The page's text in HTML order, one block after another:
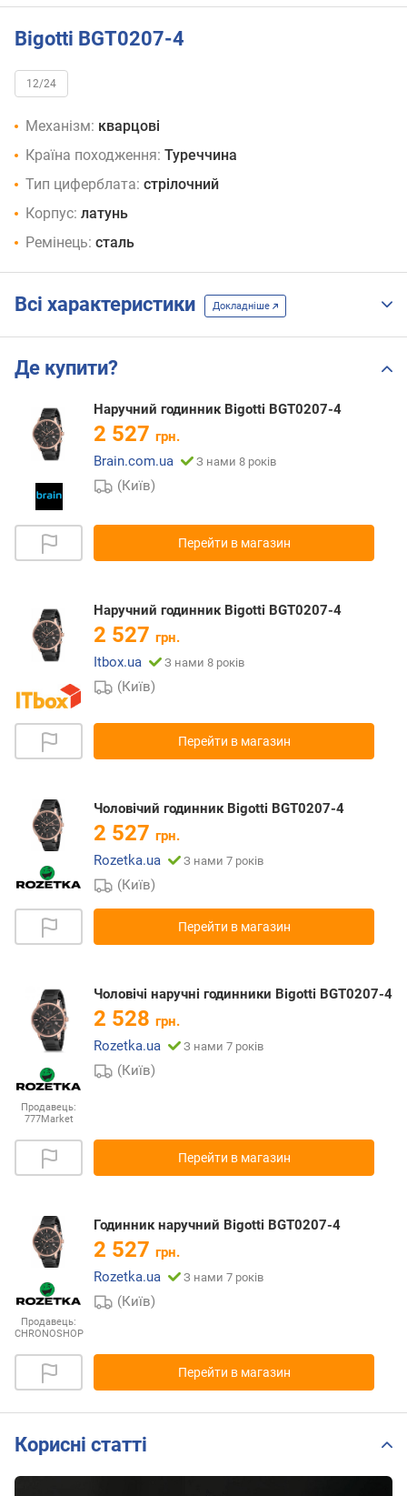
Bigotti BGT0207-4
12/24
Механізм: кварцові
Країна походження: Туреччина
Тип циферблата: стрілочний
Корпус: латунь
Ремінець: сталь
Всі характеристики Докладніше
Де купити?
Наручний годинник Bigotti BGT0207-4
2 527 грн.
Brain.com.ua
З нами 8 років
(Київ)
Перейти в магазин
Наручний годинник Bigotti BGT0207-4
2 527 грн.
Itbox.ua
З нами 8 років
(Київ)
Перейти в магазин
Чоловічий годинник Bigotti BGT0207-4
2 527 грн.
Rozetka.ua
З нами 7 років
(Київ)
Перейти в магазин
Продавець:
777Market
Чоловічі наручні годинники Bigotti BGT0207-4
2 528 грн.
Rozetka.ua
З нами 7 років
(Київ)
Перейти в магазин
Продавець:
CHRONOSHOP
Годинник наручний Bigotti BGT0207-4
2 527 грн.
Rozetka.ua
З нами 7 років
(Київ)
Перейти в магазин
Корисні статті